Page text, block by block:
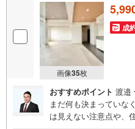
画像35枚
成
おすすめポイント 渡邉
まだ何も決まっていな
は見えない注意点や、